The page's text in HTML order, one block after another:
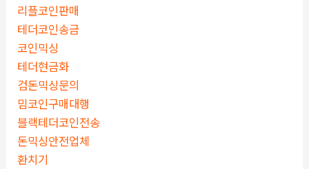
리플코인판매
테더코인송금
코인믹싱
테더현금화
검돈믹싱문의
밈코인구매대행
블랙테더코인전송
돈믹싱안전업체
환치기